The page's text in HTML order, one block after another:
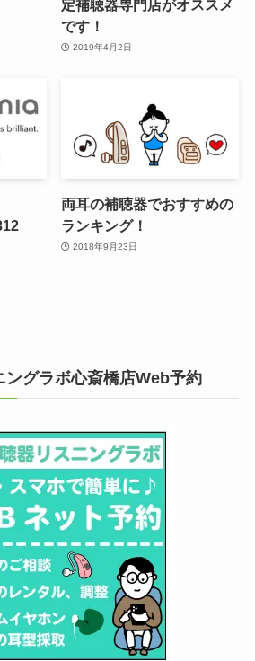
定補聴器専門店がオススメ
です！
2019年4月2日
両耳の補聴器でおすすめの
ランキング！
2018年9月23日
ングラボ心斎橋店Web予約